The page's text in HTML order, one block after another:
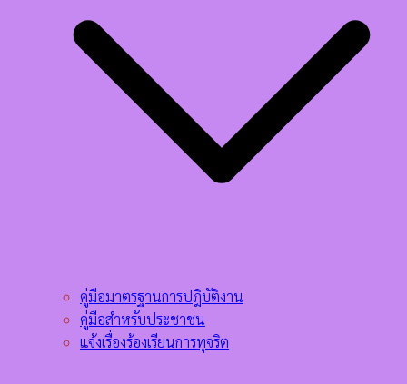
คู่มือมาตรฐานการปฎิบัติงาน
คู่มือสำหรับประชาชน
แจ้งเรื่องร้องเรียนการทุจริต